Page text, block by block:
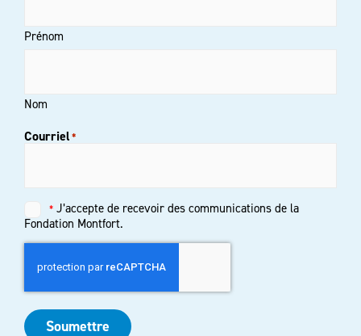
Prénom
Nom
Courriel*
Untitled*
* J’accepte de recevoir des communications de la
Fondation Montfort.
Soumettre